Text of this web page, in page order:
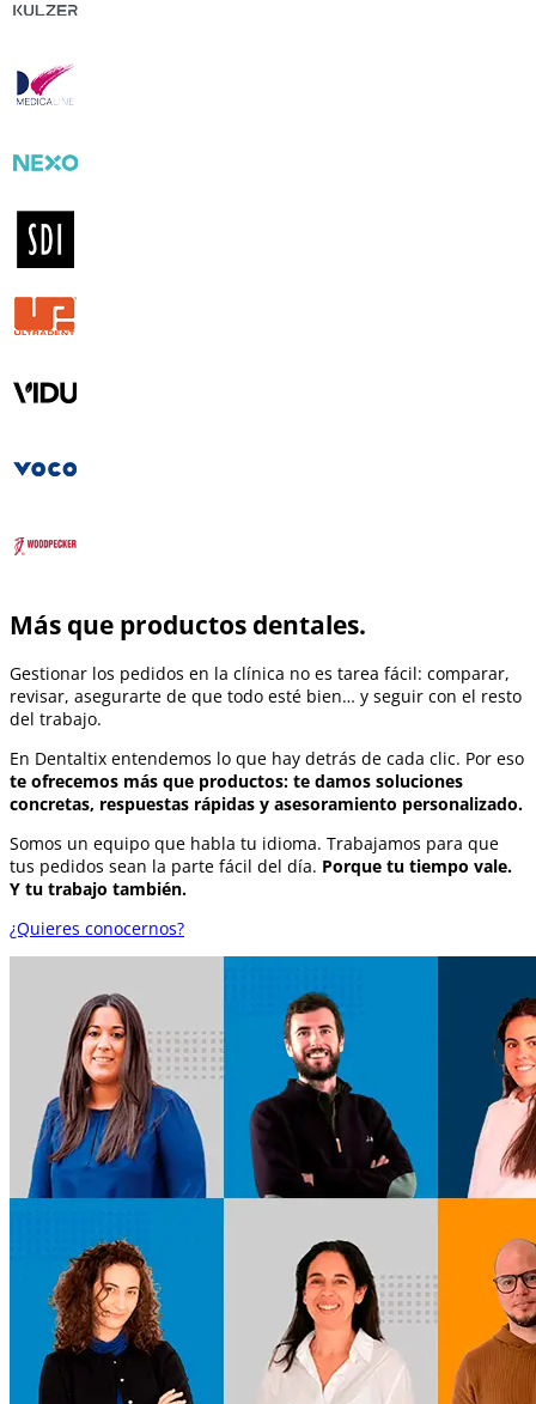
Más que productos dentales.
Gestionar los pedidos en la clínica no es tarea fácil: comparar,
revisar, asegurarte de que todo esté bien… y seguir con el resto
del trabajo.
En Dentaltix entendemos lo que hay detrás de cada clic. Por eso
te ofrecemos más que productos: te damos soluciones
concretas, respuestas rápidas y asesoramiento personalizado.
Somos un equipo que habla tu idioma. Trabajamos para que
tus pedidos sean la parte fácil del día. Porque tu tiempo vale.
Y tu trabajo también.
¿Quieres conocernos?